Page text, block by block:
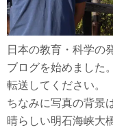
日本の教育・科学の
ブログを始めました
転送してください。
ちなみに写真の背景
晴らしい明石海峡大